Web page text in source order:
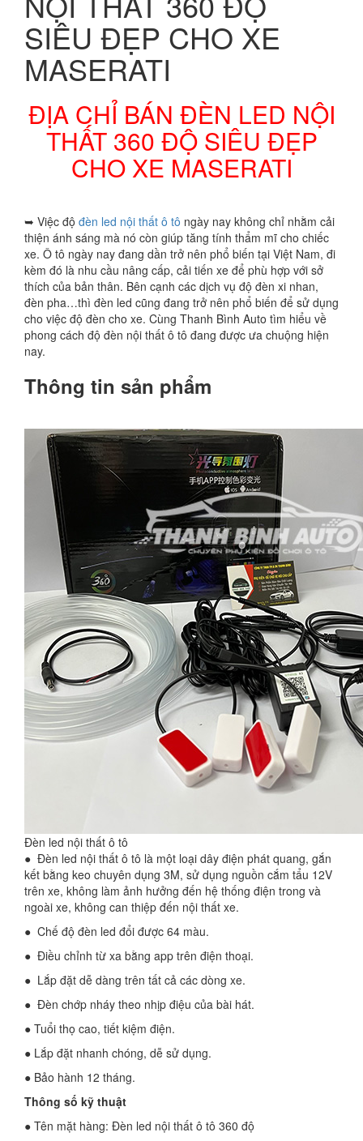
SIÊU ĐẸP CHO XE
MASERATI
ĐỊA CHỈ BÁN ĐÈN LED NỘI
THẤT 360 ĐỘ SIÊU ĐẸP
CHO XE MASERATI
➥ Việc độ đèn led nội thất ô tô ngày nay không chỉ nhằm cải
thiện ánh sáng mà nó còn giúp tăng tính thẩm mĩ cho chiếc
xe. Ô tô ngày nay đang dần trở nên phổ biến tại Việt Nam, đi
kèm đó là nhu cầu nâng cấp, cải tiến xe để phù hợp với sở
thích của bản thân. Bên cạnh các dịch vụ độ đèn xi nhan,
đèn pha…thì đèn led cũng đang trở nên phổ biến để sử dụng
cho việc độ đèn cho xe. Cùng Thanh Bình Auto tìm hiểu về
phong cách độ đèn nội thất ô tô đang được ưa chuộng hiện
nay.
Thông tin sản phẩm
Đèn led nội thất ô tô
● Đèn led nội thất ô tô là một loại dây điện phát quang, gắn
kết bằng keo chuyên dụng 3M, sử dụng nguồn cắm tẩu 12V
trên xe, không làm ảnh hưởng đến hệ thống điện trong và
ngoài xe, không can thiệp đến nội thất xe.
● Chế độ đèn led đổi được 64 màu.
● Điều chỉnh từ xa bằng app trên điện thoại.
● Lắp đặt dễ dàng trên tất cả các dòng xe.
● Đèn chớp nháy theo nhịp điệu của bài hát.
● Tuổi thọ cao, tiết kiệm điện.
● Lắp đặt nhanh chóng, dễ sử dụng.
● Bảo hành 12 tháng.
Thông số kỹ thuật
● Tên mặt hàng: Đèn led nội thất ô tô 360 độ